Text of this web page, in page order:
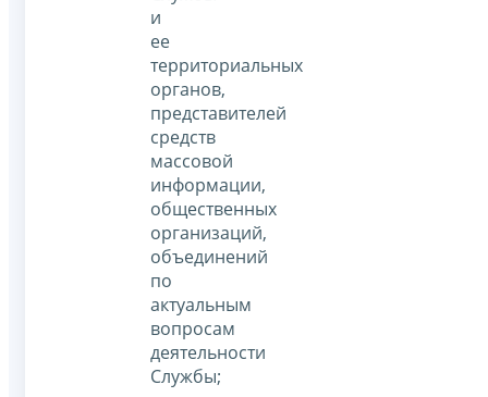
и
ее
территориальных
органов,
представителей
средств
массовой
информации,
общественных
организаций,
объединений
по
актуальным
вопросам
деятельности
Службы;